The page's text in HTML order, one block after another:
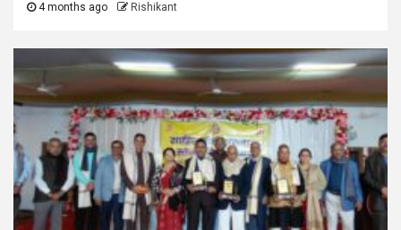
4 months ago Rishikant